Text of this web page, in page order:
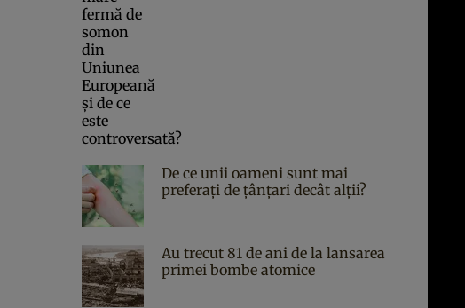
De ce unii oameni sunt mai
preferați de țânțari decât alții?
Au trecut 81 de ani de la lansarea
primei bombe atomice